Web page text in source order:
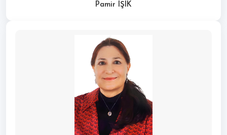
Pamir IŞIK